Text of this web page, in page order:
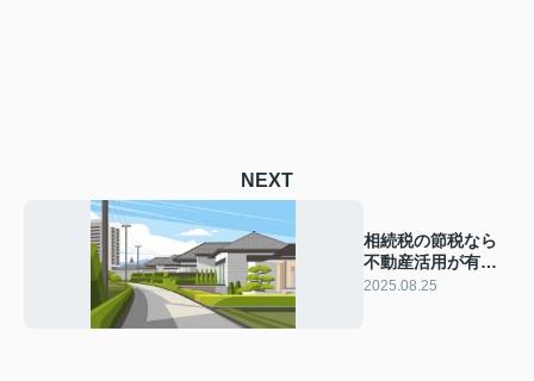
NEXT
相続税の節税なら
不動産活用が有
効？事例も交えて
2025.08.25